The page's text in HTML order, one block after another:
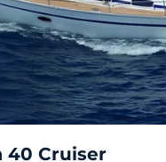
40 Cruiser